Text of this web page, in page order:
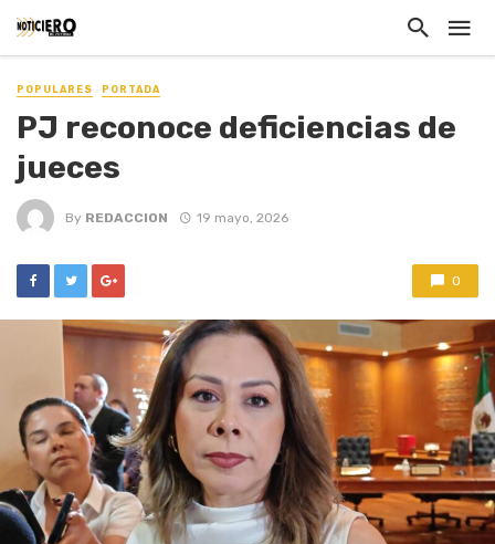
POPULARES PORTADA
PJ reconoce deficiencias de
jueces
By REDACCION 19 mayo, 2026
0